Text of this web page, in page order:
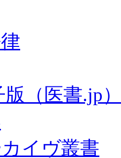
版（医書.jp
イヴ叢書